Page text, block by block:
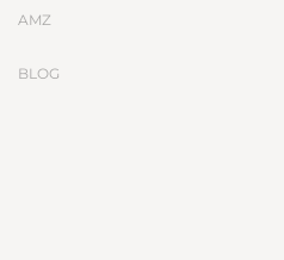
AMZ
BLOG